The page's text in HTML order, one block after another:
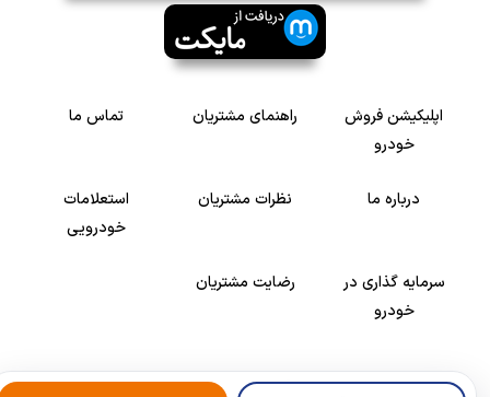
اپلیکیشن فروش
خودرو
راهنمای مشتریان تماس ما
درباره ما نظرات مشتریان
استعلامات
خودرویی
سرمایه گذاری در
خودرو
رضایت مشتریان
Copyright © 2005-2026Khodroshop.ir